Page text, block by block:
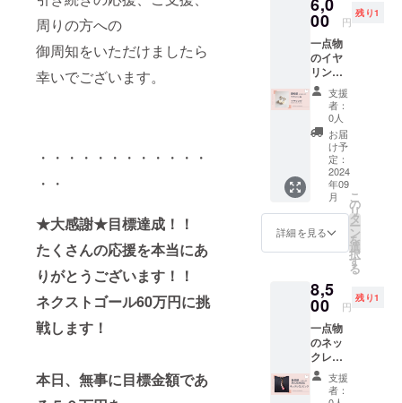
周りの方への
御周知をいただけましたら
幸いでございます。
・・・・・・・・・・・・
・・
★大感謝★目標達成！！
たくさんの応援を本当にあ
りがとうございます！！
ネクストゴール60万円に挑
戦します！
本日、無事に目標金額であ
ピック
をご用
意いた
しま
す。 ----
-----------
--------
・※支援
者の方
から支
援時
に、別
途ご協
力費
（7％＋
税）を
いただ
なお、1
支援あ
たり別
途シス
テム利
用料
（※）が
発生い
ボンと
コット
ンパー
ルで繋
ぎ、可
愛く揺
れるイ
ヤリン
グで
す。 揺
れる部
分は、
約5セン
チ。
色：ピ
ンク
00 円
残り1
一点物
のイヤ
リング
です。
愛知県
在住の
認定講
師によ
る作品
です。
・・・
・・・
・・・
・ ◆
ポー
シャの
ング ロ
ザフィ
のポー
シャ約
1.6cm
（カ
ラー：
ホワイ
支援
者：
0人
お届
け予
定：
2024
年09
月
詳細を見る
こ
の
リ
タ
ー
ン
を
選
択
す
る
8,5
00 円
残り1
一点物
のネッ
クレス
です。
（ピン
ク） 静
支援
者：